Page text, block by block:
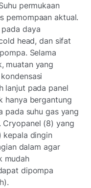
permukaan
pemompaan aktual.
daya
head, dan sifat
Selama
muatan yang
lanjut pada panel
hanya bergantung
pada suhu gas yang
Cryopanel (8) yang
kepala dingin
dalam agar
mudah
dipompa